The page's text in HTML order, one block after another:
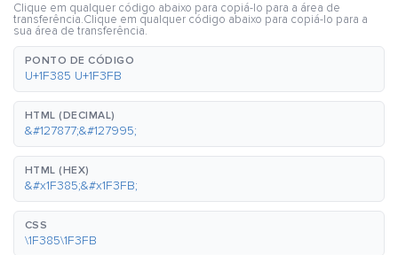
Clique em qualquer código abaixo para copiá-lo para a área de
transferência.Clique em qualquer código abaixo para copiá-lo para a
sua área de transferência.
PONTO DE CÓDIGO
U+1F385 U+1F3FB
HTML (DECIMAL)
&#127877;&#127995;
HTML (HEX)
&#x1F385;&#x1F3FB;
CSS
\1F385\1F3FB